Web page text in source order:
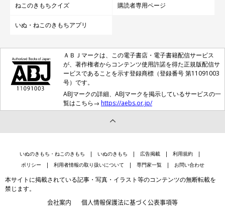
ねこのきもちクイズ 購読者専用ページ
いぬ・ねこのきもちアプリ
ＡＢＪマークは、この電子書店・電子書籍配信サービス
が、著作権者からコンテンツ使用許諾を得た正規版配信サ
ービスであることを示す登録商標（登録番号 第11091003
号）です。
ABJマークの詳細、ABJマークを掲示しているサービスの一
覧はこちら→ https://aebs.or.jp/
いぬのきもち・ねこのきもち いぬのきもち 広告掲載
利用規約
ポリシー
利用者情報の取り扱いについて 専門家一覧 お問い合わせ
本サイトに掲載されている記事・写真・イラスト等のコンテンツの無断転載を
禁じます。
会社案内 個人情報保護法に基づく公表事項等